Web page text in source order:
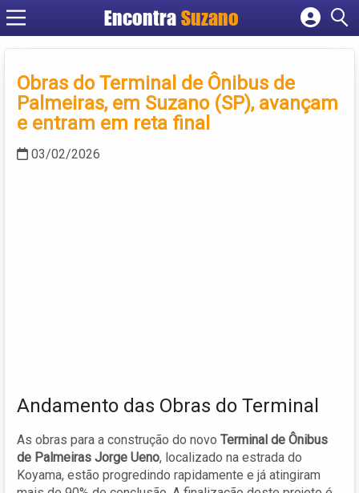
EncontraSuzano
Cadastrar empresa
Criar conta
Obras do Terminal de Ônibus de
Palmeiras, em Suzano (SP), avançam
e entram em reta final
03/02/2026
Andamento das Obras do Terminal
As obras para a construção do novo Terminal de Ônibus
de Palmeiras Jorge Ueno, localizado na estrada do
Koyama, estão progredindo rapidamente e já atingiram